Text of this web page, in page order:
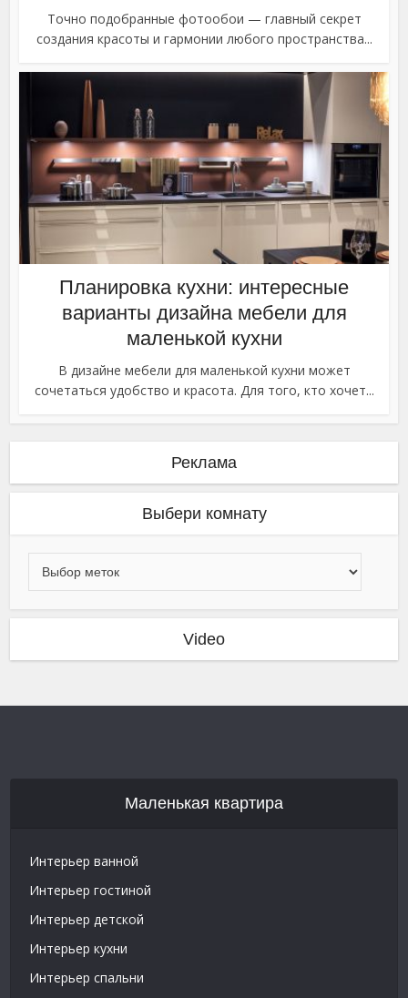
Точно подобранные фотообои — главный секрет
создания красоты и гармонии любого пространства...
Планировка кухни: интересные
варианты дизайна мебели для
маленькой кухни
В дизайне мебели для маленькой кухни может
сочетаться удобство и красота. Для того, кто хочет...
Реклама
Выбери комнату
Video
Маленькая квартира
Интерьер ванной
Интерьер гостиной
Интерьер детской
Интерьер кухни
Интерьер спальни